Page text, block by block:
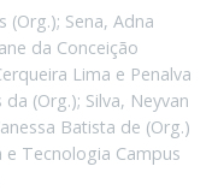
(Org.); Sena, Adna
da Conceição
Lima e Penalva
da (Org.); Silva, Neyvan
Batista de (Org.)
e Tecnologia Campus